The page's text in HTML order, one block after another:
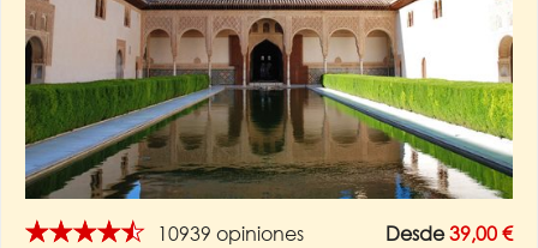
★★★★★ 10939 opiniones Desde39,00 €